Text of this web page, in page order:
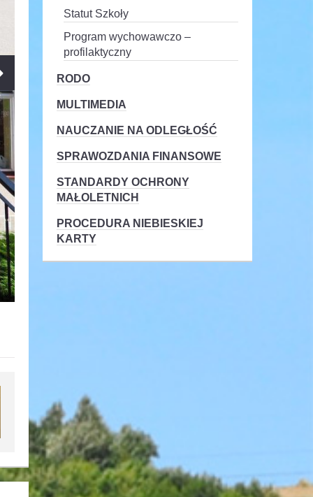
Statut Szkoły
Program wychowawczo –
profilaktyczny
RODO
MULTIMEDIA
NAUCZANIE NA ODLEGŁOŚĆ
SPRAWOZDANIA FINANSOWE
STANDARDY OCHRONY
MAŁOLETNICH
PROCEDURA NIEBIESKIEJ
KARTY